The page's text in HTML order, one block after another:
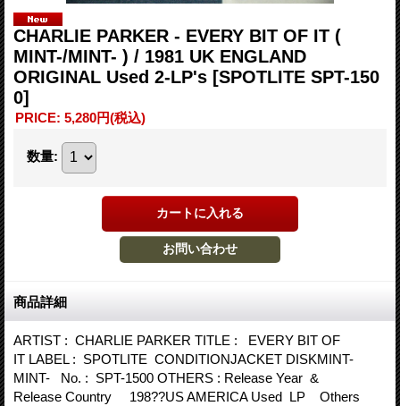
CHARLIE PARKER - EVERY BIT OF IT (
MINT-/MINT- ) / 1981 UK ENGLAND
ORIGINAL Used 2-LP's [SPOTLITE SPT-150
0]
PRICE: 5,280円(税込)
数量:
商品詳細
ARTIST : CHARLIE PARKER TITLE : EVERY BIT OF
IT LABEL : SPOTLITE CONDITIONJACKET DISKMINT-
MINT- No. : SPT-1500 OTHERS : Release Year &
Release Country 198??US AMERICA Used LP Others